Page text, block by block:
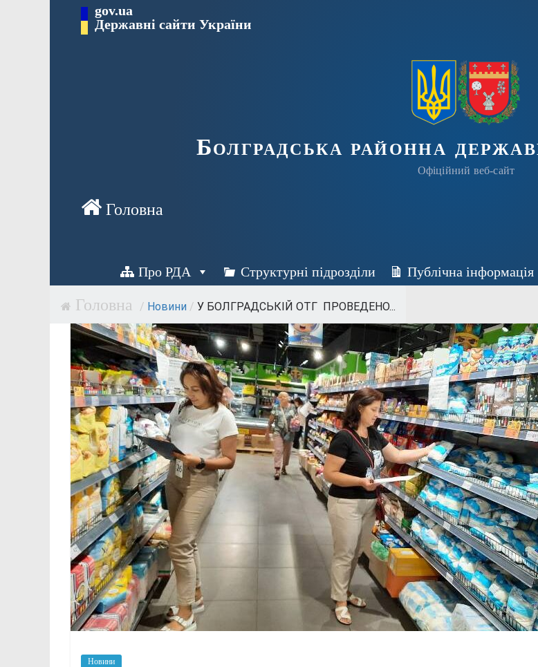
Перейти gov.ua
Державні сайти України
Болградська районна
Офіційний веб-сайт
Про РДА Структурні підрозділи Публічна інформація
/ Новини / У БОЛГРАДСЬКІЙ ОТГ ПРОВЕДЕНО...
Новини